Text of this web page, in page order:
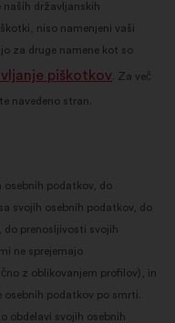
državljanskih
niso namenjeni vaši
za druge namene kot so
piškotkov . Za več
navedeno stran.
osebnih podatkov, do
svojih osebnih podatkov, do
do prenosljivosti svojih
ne sprejemajo
z oblikovanjem profilov), in
podatkov po smrti.
obdelavi svojih osebnih